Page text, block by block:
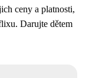
ceny a platnosti,
Darujte dětem